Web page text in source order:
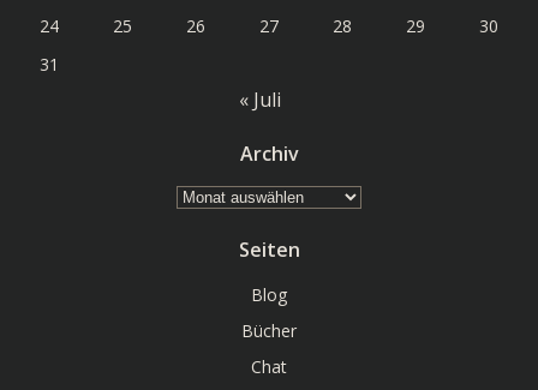
24
25 26 27 28 29
30
31
« Juli
Archiv
Archiv
Seiten
Blog
Bücher
Chat